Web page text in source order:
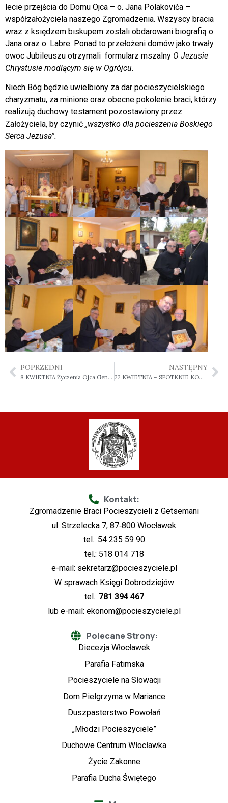
lecie przejścia do Domu Ojca – o. Jana Polakoviča –
współzałożyciela naszego Zgromadzenia. Wszyscy bracia
wraz z księdzem biskupem zostali obdarowani biografią o.
Jana oraz o. Labre. Ponad to przełożeni domów jako trwały
owoc Jubileuszu otrzymali formularz mszalny O Jezusie
Chrystusie modlącym się w Ogrójcu.
Niech Bóg będzie uwielbiony za dar pocieszycielskiego
charyzmatu, za minione oraz obecne pokolenie braci, którzy
realizują duchowy testament pozostawiony przez
Założyciela, by czynić „wszystko dla pocieszenia Boskiego
Serca Jezusa”.
POPRZEDNI
8 KWIETNIA Życzenia Ojca Generała
NASTĘPNY
22 KWIETNIA – SPOTKNIE KONSEKROWANYCH DIECEZJI WŁOCŁAWSKIEJ
Kontakt:
Zgromadzenie Braci Pocieszycieli z Getsemani
ul. Strzelecka 7, 87‑800 Włocławek
tel.: 54 235 59 90
tel.: 518 014 718
e-mail: sekretarz@pocieszyciele.pl
W sprawach Księgi Dobrodziejów
tel.: 781 394 467
lub e-mail: ekonom@pocieszyciele.pl
Polecane Strony:
Diecezja Włocławek
Parafia Fatimska
Pocieszyciele na Słowacji
Dom Pielgrzyma w Mariance
Duszpasterstwo Powołań
„Młodzi Pocieszyciele”
Duchowe Centrum Włocławka
Życie Zakonne
Parafia Ducha Świętego